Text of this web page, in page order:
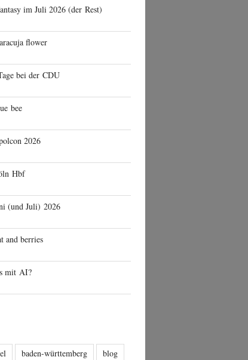
im Juli 2026 (der Rest)
flower
bei der CDU
bee
2026
Hbf
(und Juli) 2026
and berries
mit AI?
baden-württemberg
blog